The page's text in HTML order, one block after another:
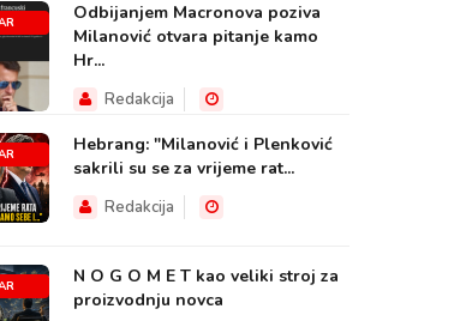
Odbijanjem Macronova poziva
Milanović otvara pitanje kamo
Hr...
Redakcija
Hebrang: "Milanović i Plenković
sakrili su se za vrijeme rat...
Redakcija
N O G O M E T kao veliki stroj za
proizvodnju novca